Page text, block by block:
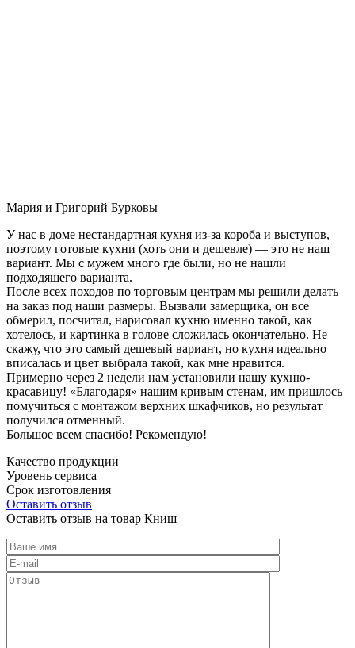
Мария и Григорий Бурковы
У нас в доме нестандартная кухня из-за короба и выступов,
поэтому готовые кухни (хоть они и дешевле) — это не наш
вариант. Мы с мужем много где были, но не нашли
подходящего варианта.
После всех походов по торговым центрам мы решили делать
на заказ под наши размеры. Вызвали замерщика, он все
обмерил, посчитал, нарисовал кухню именно такой, как
хотелось, и картинка в голове сложилась окончательно. Не
скажу, что это самый дешевый вариант, но кухня идеально
вписалась и цвет выбрала такой, как мне нравится.
Примерно через 2 недели нам установили нашу кухню-
красавицу! «Благодаря» нашим кривым стенам, им пришлось
помучиться с монтажом верхних шкафчиков, но результат
получился отменный.
Большое всем спасибо! Рекомендую!
Качество продукции
Уровень сервиса
Срок изготовления
Оставить отзыв
Оставить отзыв на товар Книш